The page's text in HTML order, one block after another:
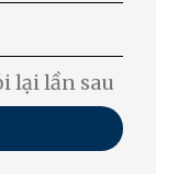
lại lần sau